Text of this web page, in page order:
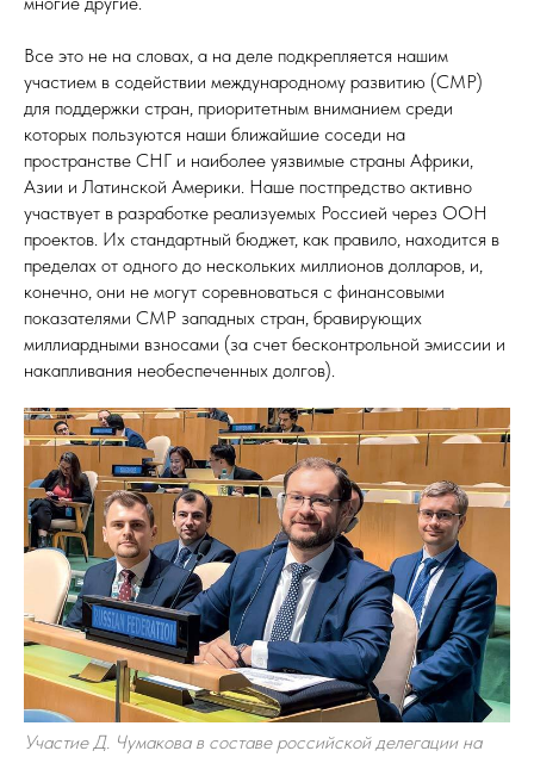
Все это не на словах, а на деле подкрепляется нашим
участием в содействии международному развитию (СМР)
для поддержки стран, приоритетным вниманием среди
которых пользуются наши ближайшие соседи на
пространстве СНГ и наиболее уязвимые страны Африки,
Азии и Латинской Америки. Наше постпредство активно
участвует в разработке реализуемых Россией через ООН
проектов. Их стандартный бюджет, как правило, находится в
пределах от одного до нескольких миллионов долларов, и,
конечно, они не могут соревноваться с финансовыми
показателями СМР западных стран, бравирующих
миллиардными взносами (за счет бесконтрольной эмиссии и
накапливания необеспеченных долгов).
Участие Д. Чумакова в составе российской делегации на